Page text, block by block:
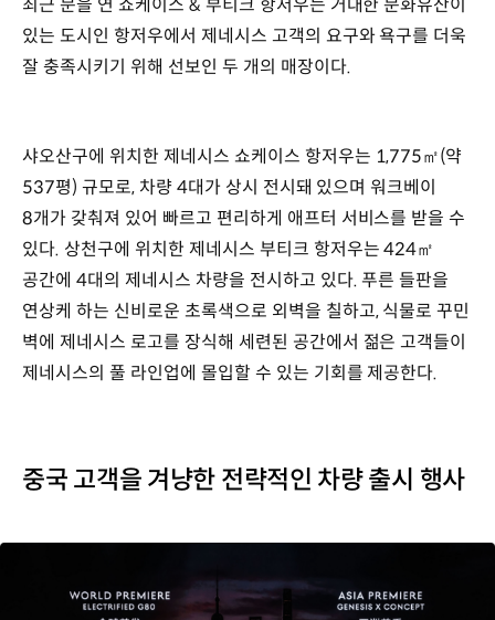
있는 도시인 항저우에서 제네시스 고객의 요구와 욕구를 더욱
잘 충족시키기 위해 선보인 두 개의 매장이다.
샤오산구에 위치한 제네시스 쇼케이스 항저우는 1,775㎡(약
537평) 규모로, 차량 4대가 상시 전시돼 있으며 워크베이
8개가 갖춰져 있어 빠르고 편리하게 애프터 서비스를 받을 수
있다. 상천구에 위치한 제네시스 부티크 항저우는 424㎡
공간에 4대의 제네시스 차량을 전시하고 있다. 푸른 들판을
연상케 하는 신비로운 초록색으로 외벽을 칠하고, 식물로 꾸민
벽에 제네시스 로고를 장식해 세련된 공간에서 젊은 고객들이
제네시스의 풀 라인업에 몰입할 수 있는 기회를 제공한다.
중국 고객을 겨냥한 전략적인 차량 출시 행사